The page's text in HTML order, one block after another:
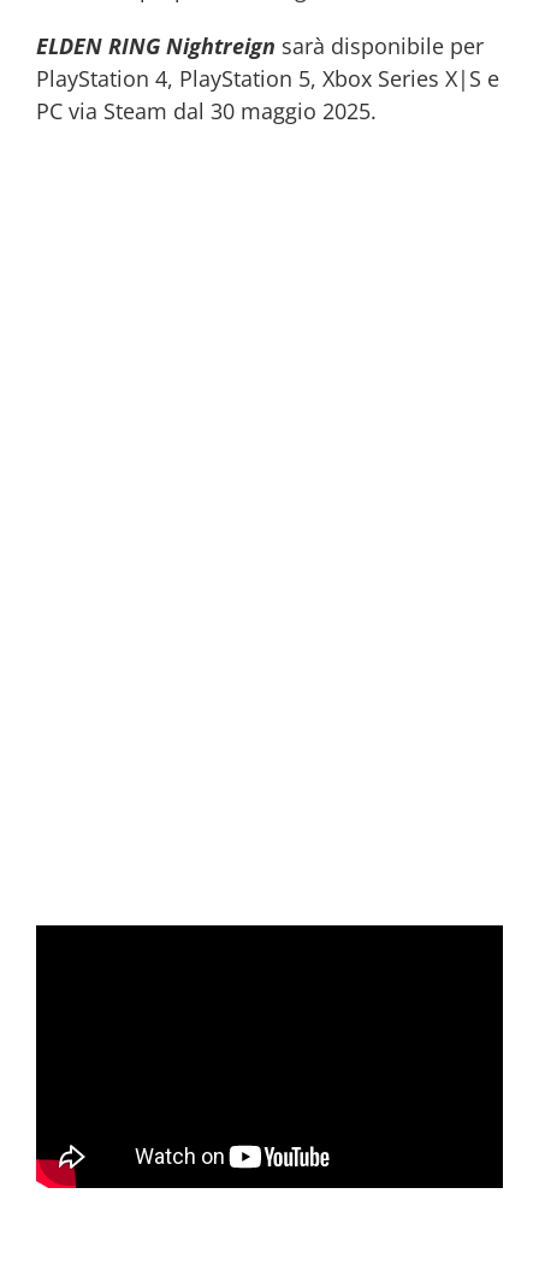
ELDEN RING Nightreign sarà disponibile per
PlayStation 4, PlayStation 5, Xbox Series X|S e
PC via Steam dal 30 maggio 2025.